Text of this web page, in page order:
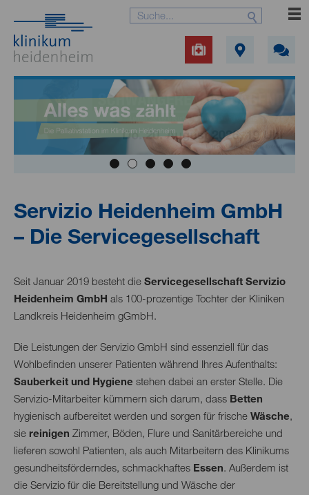
Servizio Heidenheim GmbH
– Die Servicegesellschaft
Seit Januar 2019 besteht die Servicegesellschaft Servizio
Heidenheim GmbH als 100-prozentige Tochter der Kliniken
Landkreis Heidenheim gGmbH.
Die Leistungen der Servizio GmbH sind essenziell für das
Wohlbefinden unserer Patienten während Ihres Aufenthalts:
Sauberkeit und Hygiene stehen dabei an erster Stelle. Die
Servizio-Mitarbeiter kümmern sich darum, dass Betten
hygienisch aufbereitet werden und sorgen für frische Wäsche,
sie reinigen Zimmer, Böden, Flure und Sanitärbereiche und
lieferen sowohl Patienten, als auch Mitarbeitern des Klinikums
gesundheitsförderndes, schmackhaftes Essen. Außerdem ist
die Servizio für die Bereitstellung und Wäsche der